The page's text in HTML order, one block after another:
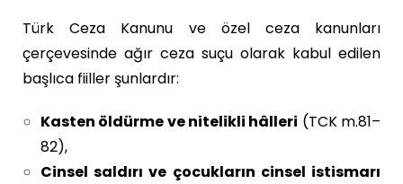
Türk Ceza Kanunu ve özel ceza kanunları
çerçevesinde ağır ceza suçu olarak kabul edilen
başlıca fiiller şunlardır:
Kasten öldürme ve nitelikli hâlleri (TCK m.81–
82),
Cinsel saldırı ve çocukların cinsel istismarı